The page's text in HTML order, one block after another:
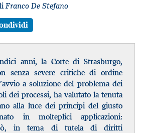
Franco De Stefano
anni, la Corte di Strasburgo,
senza severe critiche di ordine
a soluzione del problema dei
dei processi, ha valutato la tenuta
alla luce dei principi del giusto
in molteplici applicazioni:
in tema di tutela di diritti